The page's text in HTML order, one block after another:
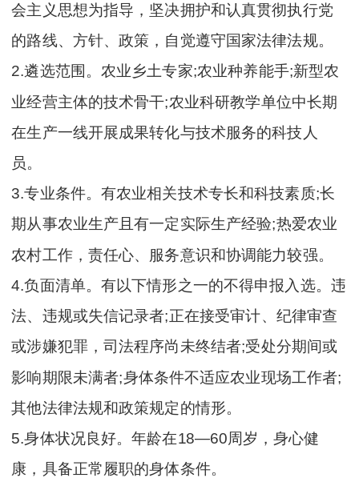
会主义思想为指导，坚决拥护和认真贯彻执行党
的路线、方针、政策，自觉遵守国家法律法规。
2.遴选范围。农业乡土专家;农业种养能手;新型农
业经营主体的技术骨干;农业科研教学单位中长期
在生产一线开展成果转化与技术服务的科技人
员。
3.专业条件。有农业相关技术专长和科技素质;长
期从事农业生产且有一定实际生产经验;热爱农业
农村工作，责任心、服务意识和协调能力较强。
4.负面清单。有以下情形之一的不得申报入选。违
法、违规或失信记录者;正在接受审计、纪律审查
或涉嫌犯罪，司法程序尚未终结者;受处分期间或
影响期限未满者;身体条件不适应农业现场工作者;
其他法律法规和政策规定的情形。
5.身体状况良好。年龄在18—60周岁，身心健
康，具备正常履职的身体条件。